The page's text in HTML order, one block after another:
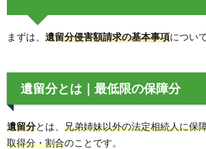
まずは、 遺留分侵害額請求の基本事項につい
遺留分とは｜最低限の保障分
遺留分とは、 兄弟姉妹以外の法定相続人に保
取得分・割合のことです。